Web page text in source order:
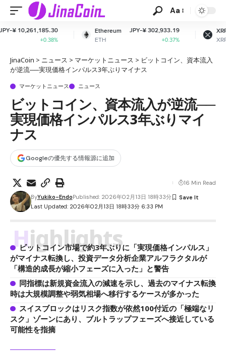
Aa
Ethereum
ETH
JPY-¥ 302,933.19
XRP
XRP
JPY-¥ 164.55
+2.18%
JinaCoin > ニュース > マーケットニュース > ビットコイン、資本流入
が逆流──実現価格インパルス3年ぶりマイナス
マーケットニュース ニュース
ビットコイン、資本流入が逆流──
実現価格インパルス3年ぶりマイ
ナス
Googleの優先する情報源に追加
Last Updated: 2026年02月13日 18時33分 6:33 PM
ByYukiko-EndoPublished: 2026年02月13日 18時33分
16 Min Read
Highlights
ビットコイン市場で約3年ぶりに「実現価格インパルス」
がマイナス転換し、投資データ分析企業アルフラクタルが
「構造的成長が縮小フェーズに入った」と警告
同指標は新規資金流入の減速を示し、過去のマイナス転換
時は大規模調整や弱気相場へ移行するケースが多かった
スイスブロックはリスク指数が依然100付近の「極端なリ
スク」ゾーンにあり、ブルトラップフェーズへ接近している
可能性を指摘